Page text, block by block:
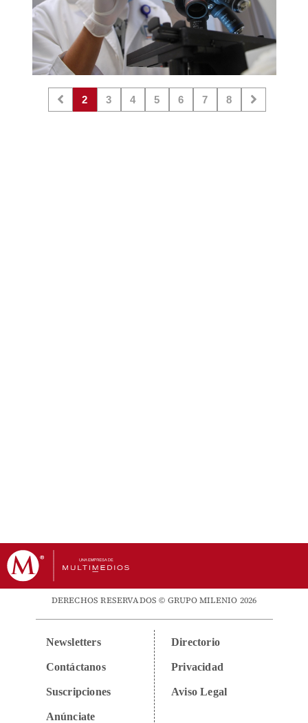
2 3 4 5 6 7 8
DERECHOS RESERVADOS © GRUPO MILENIO 2026
Newsletters
Contáctanos
Suscripciones
Anúnciate
Directorio
Privacidad
Aviso Legal